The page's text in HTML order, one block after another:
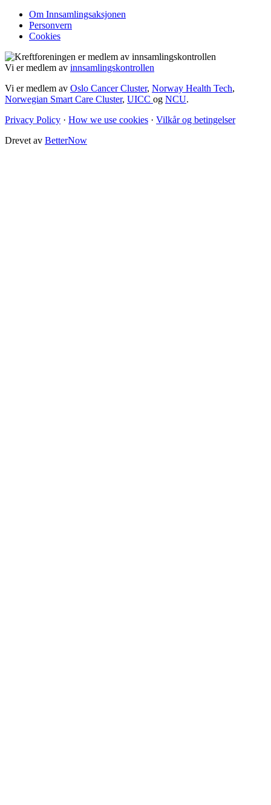
Om Innsamlingsaksjonen
Personvern
Cookies
Vi er medlem av innsamlingskontrollen
Vi er medlem av Oslo Cancer Cluster, Norway Health Tech,
Norwegian Smart Care Cluster, UICC og NCU.
Privacy Policy · How we use cookies · Vilkår og betingelser
Drevet av BetterNow